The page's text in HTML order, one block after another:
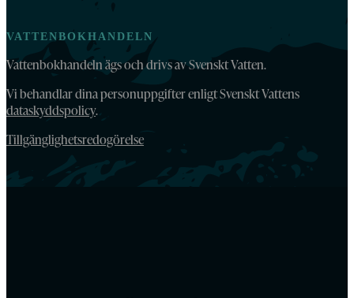
VATTENBOKHANDELN
Vattenbokhandeln ägs och drivs av Svenskt Vatten.
Vi behandlar dina personuppgifter enligt Svenskt Vattens
dataskyddspolicy.
Tillgänglighetsredogörelse